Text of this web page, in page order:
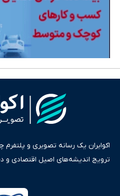
اکوایران یک رسانه تصویری و
ترویج اندیشه‌های اصیل اقتصادی و
ایران و جهان را در قالب‌های
پایش می‌کند. این رسانه به عنوان